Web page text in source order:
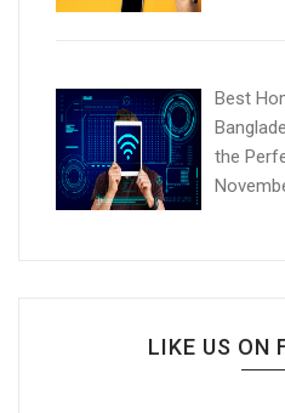
Best
the
LIKE US ON